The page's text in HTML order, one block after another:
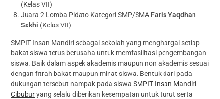
(Kelas VII)
Juara 2 Lomba Pidato Kategori SMP/SMA Faris Yaqdhan
Sakhi (Kelas VII)
SMPIT Insan Mandiri sebagai sekolah yang menghargai setiap
bakat siswa terus berusaha untuk memfasilitasi pengembangan
siswa. Baik dalam aspek akademis maupun non akademis sesuai
dengan fitrah bakat maupun minat siswa. Bentuk dari pada
dukungan tersebut nampak pada siswaSMPIT Insan Mandiri
Cibuburyang selalu diberikan kesempatan untuk turut serta